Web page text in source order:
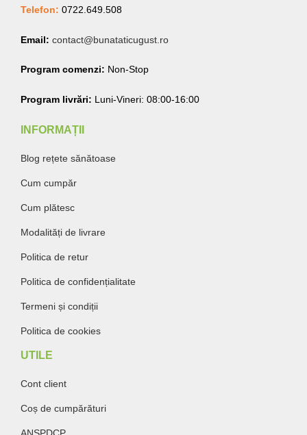
Telefon: 0722.649.508
Email: contact@bunataticugust.ro
Program comenzi: Non-Stop
Program livrări: Luni-Vineri: 08:00-16:00
INFORMAȚII
Blog rețete sănătoase
Cum cumpăr
Cum plătesc
Modalități de livrare
Politica de retur
Politica de confidențialitate
Termeni și condiții
Politica de cookies
UTILE
Cont client
Coș de cumpărături